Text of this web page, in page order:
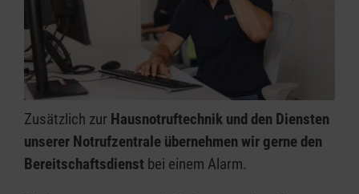
Zusätzlich zur Hausnotruftechnik und den Diensten
unserer Notrufzentrale übernehmen wir gerne den
Bereitschaftsdienst bei einem Alarm.